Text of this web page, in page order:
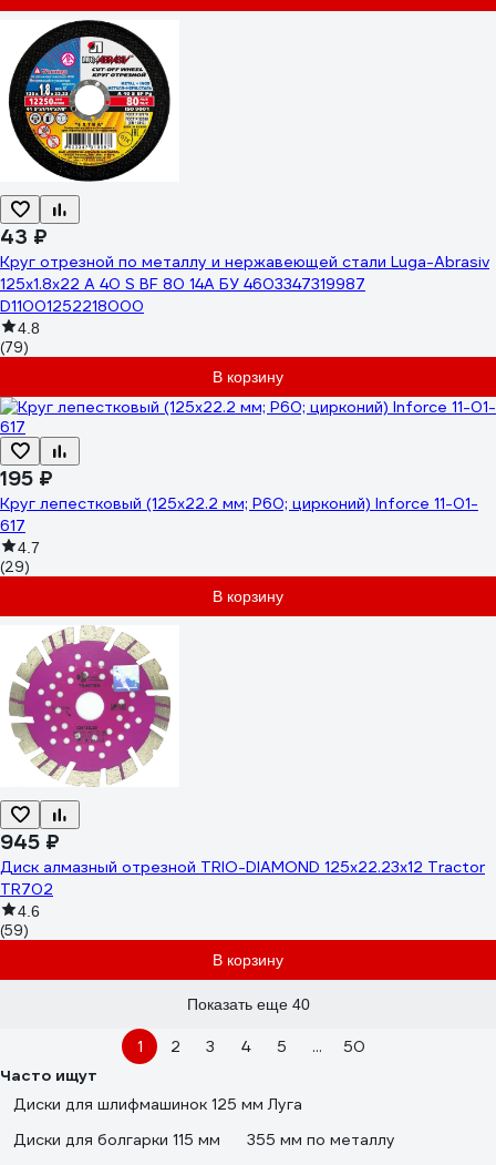
43 ₽
Круг отрезной по металлу и нержавеющей стали Luga-Abrasiv
125х1.8х22 A 40 S BF 80 14А БУ 4603347319987
D11001252218000
4.8
(79)
В корзину
195 ₽
Круг лепестковый (125x22.2 мм; P60; цирконий) Inforce 11-01-
617
4.7
(29)
В корзину
945 ₽
Диск алмазный отрезной TRIO-DIAMOND 125x22.23x12 Tractor
TR702
4.6
(59)
В корзину
Показать еще 40
1 2 3 4 5 ...
50
Часто ищут
Диски для шлифмашинок 125 мм Луга
Диски для болгарки 115 мм
355 мм по металлу